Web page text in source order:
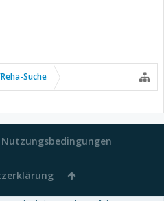
Suche
Nutzungsbedingungen